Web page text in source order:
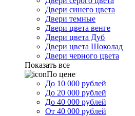
Двери синего цвета
Двери темные
Двери цвета венге
Двери цвета Дуб
Двери цвета Шоколад
Двери черного цвета
Показать все
По цене
До 10 000 рублей
До 20 000 рублей
До 40 000 рублей
От 40 000 рублей